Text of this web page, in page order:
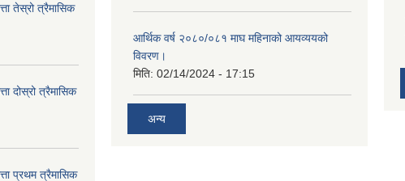
तेस्रो त्रैमासिक
दोस्रो त्रैमासिक
प्रथम त्रैमासिक
आर्थिक वर्ष २०८०/०८१ माघ महिनाको आयव्ययको
विवरण।
मिति: 02/14/2024 - 17:15
अन्य